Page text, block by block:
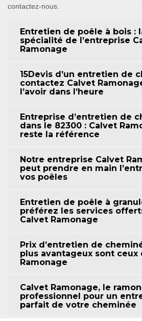
contactez-nous.
Entretien de poêle à bois :
spécialité de l’entreprise
Ramonage
15Devis d’un entretien de
contactez Calvet
l’avoir dans l’heure
Entreprise d’entretien de
dans le 82300 : Calvet
reste la référence
Notre entreprise Calvet
peut prendre en main
vos poêles
Entretien de poêle à
préférez les services
Calvet Ramonage
Prix d’entretien de
plus avantageux sont ceux
Ramonage
Calvet Ramonage, le
professionnel pour un
parfait de votre cheminée